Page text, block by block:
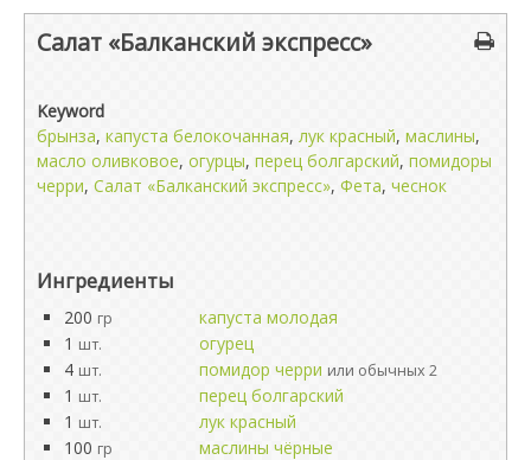
Салат «Балканский экспресс»
Keyword
брынза, капуста белокочанная, лук красный, маслины,
масло оливковое, огурцы, перец болгарский, помидоры
черри, Салат «Балканский экспресс», Фета, чеснок
Ингредиенты
200 гр
капуста молодая
1 шт.
огурец
4 шт. помидор черри или обычных 2
1 шт.
перец болгарский
1 шт.
лук красный
100 гр
маслины чёрные